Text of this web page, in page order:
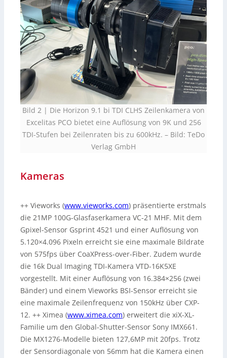
Bild 2 | Die Horizon 9.1 bi TDI CLHS Zeilenkamera von
Excelitas PCO bietet eine Auflösung von 9K und 256
TDI-Stufen bei Zeilenraten bis zu 600kHz. – Bild: TeDo
Verlag GmbH
Kameras
++ Vieworks (www.vieworks.com) präsentierte erstmals
die 21MP 100G-Glasfaserkamera VC-21 MHF. Mit dem
Gpixel-Sensor Gsprint 4521 und einer Auflösung von
5.120×4.096 Pixeln erreicht sie eine maximale Bildrate
von 575fps über CoaXPress-over-Fiber. Zudem wurde
die 16k Dual Imaging TDI-Kamera VTD-16K5XE
vorgestellt. Mit einer Auflösung von 16.384×256 (zwei
Bänder) und einem Vieworks BSI-Sensor erreicht sie
eine maximale Zeilenfrequenz von 150kHz über CXP-
12. ++ Ximea (www.ximea.com) erweitert die xiX-XL-
Familie um den Global-Shutter-Sensor Sony IMX661.
Die MX1276-Modelle bieten 127,6MP mit 20fps. Trotz
der Sensordiagonale von 56mm hat die Kamera einen